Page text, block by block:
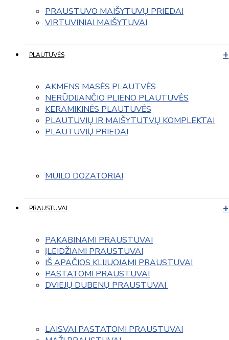
PRAUSTUVO MAIŠYTUVŲ PRIEDAI
VIRTUVINIAI MAIŠYTUVAI
PLAUTUVĖS
AKMENS MASĖS PLAUTVĖS
NERŪDIJANČIO PLIENO PLAUTUVĖS
KERAMIKINĖS PLAUTUVĖS
PLAUTUVIŲ IR MAIŠYTUTVŲ KOMPLEKTAI
PLAUTUVIŲ PRIEDAI
MUILO DOZATORIAI
PRAUSTUVAI
PAKABINAMI PRAUSTUVAI
ĮLEIDŽIAMI PRAUSTUVAI
IŠ APAČIOS KLIJUOJAMI PRAUSTUVAI
PASTATOMI PRAUSTUVAI
DVIEJŲ DUBENŲ PRAUSTUVAI
LAISVAI PASTATOMI PRAUSTUVAI